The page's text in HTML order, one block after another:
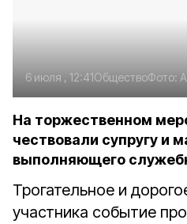
6 июля , 12:41ОбществоФото:
На торжественном
чествовали супругу и
выполняющего
Трогательное и
участника событие